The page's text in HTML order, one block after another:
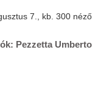
7., kb. 300 néző
Pezzetta Umberto